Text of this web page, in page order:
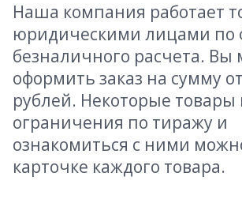
Наша компания работает
юридическими лицами по
безналичного расчета. Вы
оформить заказ на сумму от
рублей. Некоторые
ограничения по тиражу и
ознакомиться с ними
карточке каждого товара.